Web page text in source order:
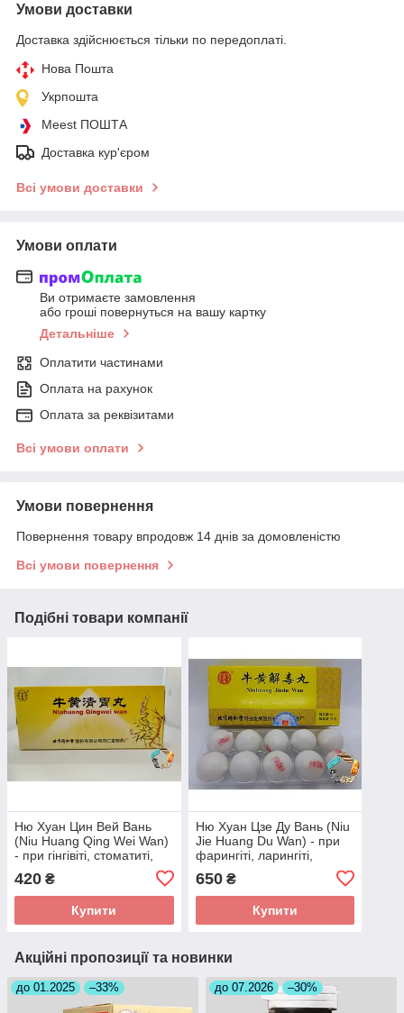
Умови доставки
Доставка здійснюється тільки по передоплаті.
Нова Пошта
Укрпошта
Meest ПОШТА
Доставка кур'єром
Всі умови доставки
Умови оплати
Ви отримаєте замовлення
або гроші повернуться на вашу картку
Детальніше
Оплатити частинами
Оплата на рахунок
Оплата за реквізитами
Всі умови оплати
Умови повернення
Повернення товару впродовж 14 днів за домовленістю
Всі умови повернення
Подібні товари компанії
Ню Хуан Цин Вей Вань
(Niu Huang Qing Wei Wan)
- при гінгівіті, стоматиті,
кровоточивості ясен
420 ₴
Купити
Ню Хуан Цзе Ду Вань (Niu
Jie Huang Du Wan) - при
фарингіті, ларингіті,
650₴
Купити
Акційні пропозиції та новинки
до 01.2025 –33% до 07.2026 –30%